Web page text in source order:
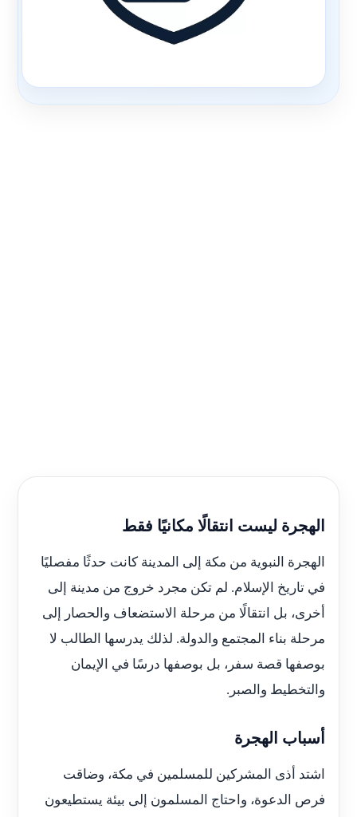
الهجرة ليست انتقالًا مكانيًا فقط
الهجرة النبوية من مكة إلى المدينة كانت حدثًا مفصليًا
في تاريخ الإسلام. لم تكن مجرد خروج من مدينة إلى
أخرى، بل انتقالًا من مرحلة الاستضعاف والحصار إلى
مرحلة بناء المجتمع والدولة. لذلك يدرسها الطالب لا
بوصفها قصة سفر، بل بوصفها درسًا في الإيمان
والتخطيط والصبر.
أسباب الهجرة
اشتد أذى المشركين للمسلمين في مكة، وضاقت
فرص الدعوة، واحتاج المسلمون إلى بيئة يستطيعون